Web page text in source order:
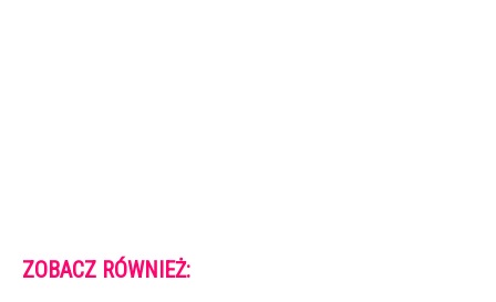
ZOBACZ RÓWNIEŻ: